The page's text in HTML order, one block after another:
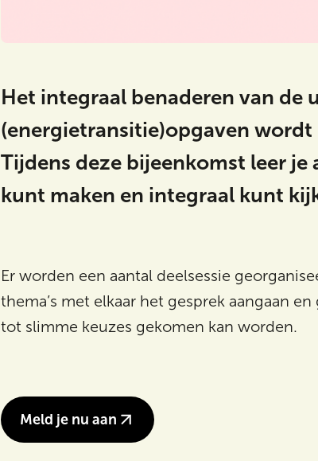
Het integraal benaderen van de
(energietransitie)opgaven
Tijdens deze bijeenkomst leer je
kunt maken en integraal kunt
Er worden een aantal deelsessie
thema’s met elkaar het gesprek aangaan
tot slimme keuzes gekomen kan worden.
Meld je nu aan